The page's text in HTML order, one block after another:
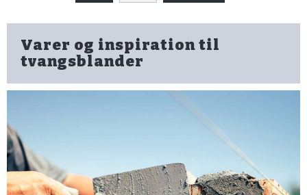
Varer og inspiration til
tvangsblander